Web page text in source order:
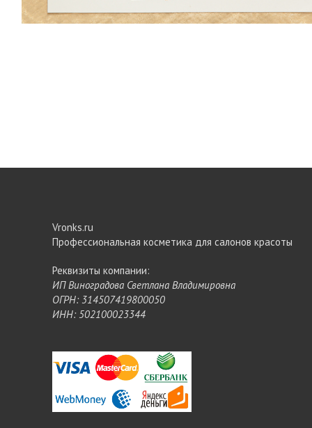
Vronks.ru
Профессиональная косметика для салонов красоты
Реквизиты компании:
ИП Виноградова Светлана Владимировна
ОГРН: 314507419800050
ИНН: 502100023344